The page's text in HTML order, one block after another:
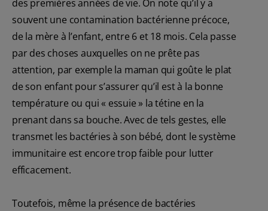
des premières années de vie. On note qu’il y a
souvent une contamination bactérienne précoce,
de la mère à l’enfant, entre 6 et 18 mois. Cela passe
par des choses auxquelles on ne prête pas
attention, par exemple la maman qui goûte le plat
de son enfant pour s’assurer qu’il est à la bonne
température ou qui « essuie » la tétine en la
prenant dans sa bouche. Avec de tels gestes, elle
transmet les bactéries à son bébé, dont le système
immunitaire est encore trop faible pour lutter
efficacement.
Toutefois, même la présence de bactéries